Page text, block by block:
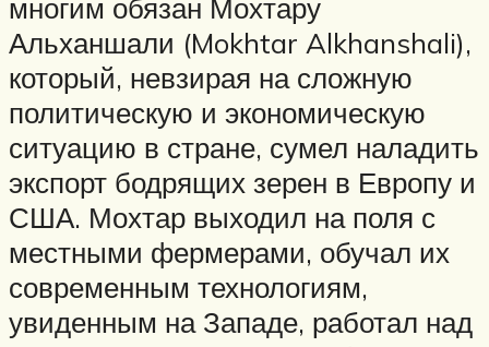
многим обязан Мохтару
Альханшали (Mokhtar Alkhanshali),
который, невзирая на сложную
политическую и экономическую
ситуацию в стране, сумел наладить
экспорт бодрящих зерен в Европу и
США. Мохтар выходил на поля с
местными фермерами, обучал их
современным технологиям,
увиденным на Западе, работал над